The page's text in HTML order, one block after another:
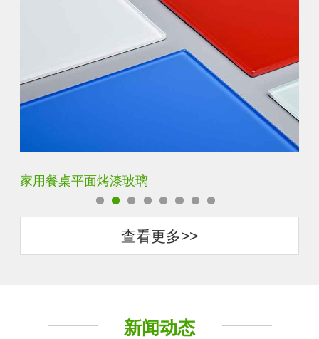
家用餐桌平面烤漆玻璃
查看更多>>
新闻动态